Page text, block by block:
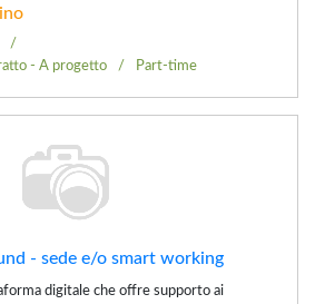
- A progetto
Part-time
- sede e/o smart working
digitale che offre supporto ai